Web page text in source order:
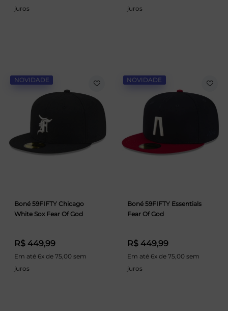
juros
juros
NOVIDADE
Boné 59FIFTY Chicago
White Sox Fear Of God
R$ 449,99
Em até 6x de 75,00 sem
juros
NOVIDADE
Boné 59FIFTY Essentials
Fear Of God
R$ 449,99
Em até 6x de 75,00 sem
juros